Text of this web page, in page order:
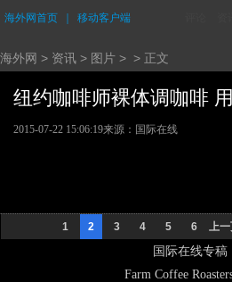
海外网首页 移动客户端
海外网 > 资讯 > 图片 > > 正文
纽约咖啡师裸体调咖啡
2015-07-22 15:06:19来源： 国际在线
1 2 3 4 5 6 上
国际在线专稿：
Farm Coffee